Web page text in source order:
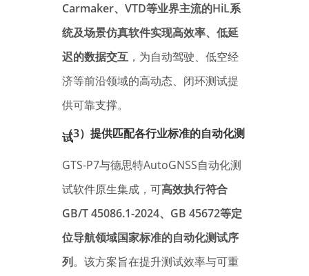
Carmaker、VTD等业界主流的HiL系
统及场景仿真软件实现高效率、低延
迟的数据交互 ，为自动驾驶、低空经
济等前沿领域的高动态、闭环测试提
供可靠支撑。
（3）提供匹配各行业标准的自动化测
试
GTS-P7与德思特AutoGNSS自动化测
试软件原生集成，可高效执行符合
GB/T 45086.1-2024、GB 45672等定
位导航领域国家标准的自动化测试序
列。该方案旨在提升测试效率与可重